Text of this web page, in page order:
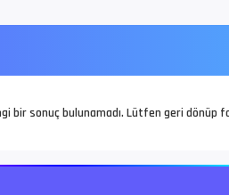
bir sonuç bulunamadı. Lütfen geri dönüp